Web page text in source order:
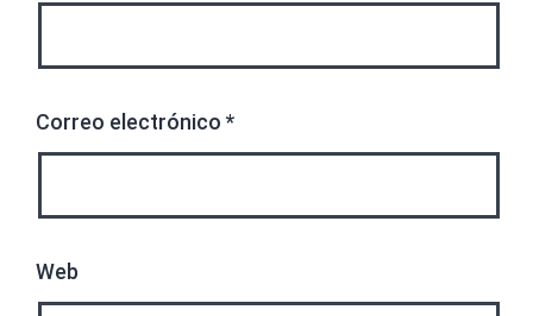
Correo electrónico *
Web